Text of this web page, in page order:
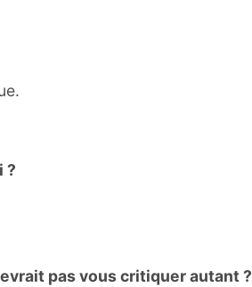
?
pas vous critiquer autant ?